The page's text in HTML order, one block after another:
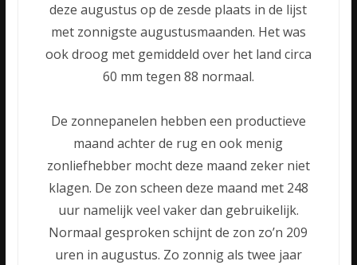
deze augustus op de zesde plaats in de lijst
met zonnigste augustusmaanden. Het was
ook droog met gemiddeld over het land circa
60 mm tegen 88 normaal.
De zonnepanelen hebben een productieve
maand achter de rug en ook menig
zonliefhebber mocht deze maand zeker niet
klagen. De zon scheen deze maand met 248
uur namelijk veel vaker dan gebruikelijk.
Normaal gesproken schijnt de zon zo’n 209
uren in augustus. Zo zonnig als twee jaar